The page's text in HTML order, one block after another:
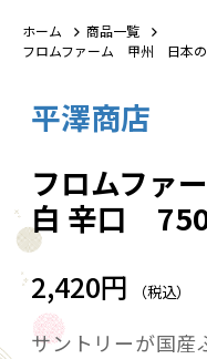
ホーム
商品一覧
フロムファーム 甲州 日本
平澤商店
フロムフ
白 辛口
2,420円 （税込）
サントリーが国産